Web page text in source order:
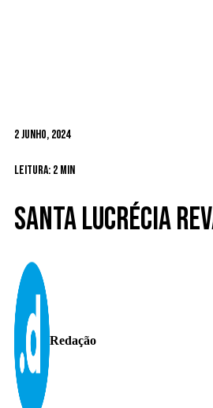
2 Junho, 2024
Leitura: 2 min
Santa Lucrécia
Redação